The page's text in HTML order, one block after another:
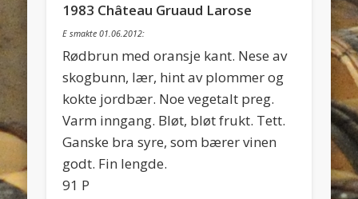
1983 Château Gruaud Larose
E smakte 01.06.2012:
Rødbrun med oransje kant. Nese av
skogbunn, lær, hint av plommer og
kokte jordbær. Noe vegetalt preg.
Varm inngang. Bløt, bløt frukt. Tett.
Ganske bra syre, som bærer vinen
godt. Fin lengde.
91 P